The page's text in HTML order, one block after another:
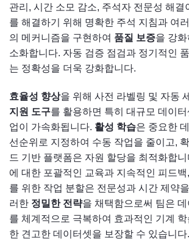
관리, 시간 소모 감소, 주석자 전문성 해결
를 해결하기 위해 명확한 주석 지침과 여
의 메커니즘을 구현하여 품질 보증을 강
소화합니다. 자동 검증 점검과 정기적인
는 정확성을 더욱 강화합니다.
효율성 향상을 위해 사전 라벨링 및 자동
지원 도구를 활용하면 특히 대규모 데이
업이 가속화됩니다. 활성 학습은 중요한
선순위로 지정하여 수동 작업을 줄이고,
드 기반 플랫폼은 자원 할당을 최적화합
에 대한 포괄적인 교육과 지속적인 피드
를 위한 작업 분할은 전문성과 시간 제약
러한 정밀한 전략을 채택함으로써 팀은
를 체계적으로 극복하여 효과적인 기계 학
한 견고한 데이터셋을 보장할 수 있습니다.